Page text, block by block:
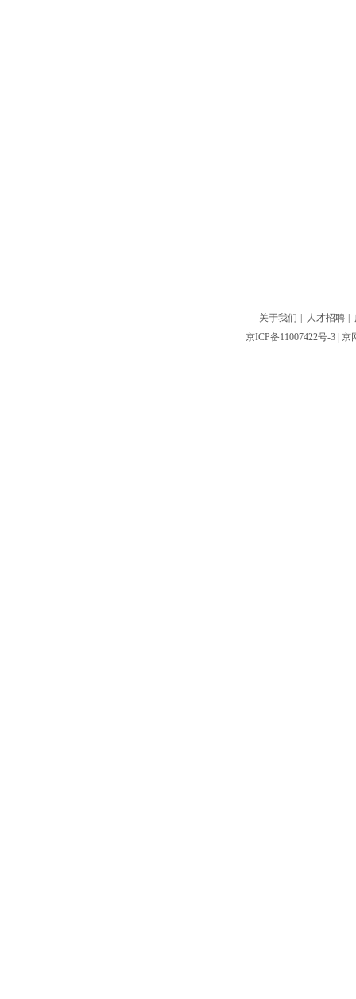
关于我们 人才招聘
京ICP备11007422号-3 |